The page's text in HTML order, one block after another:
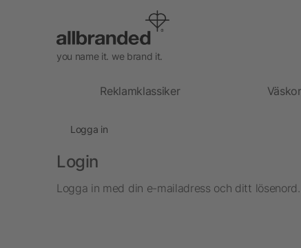
you name it. we brand it.
Reklamklassiker
Logga in
Login
Logga in med din e-mailadress och ditt